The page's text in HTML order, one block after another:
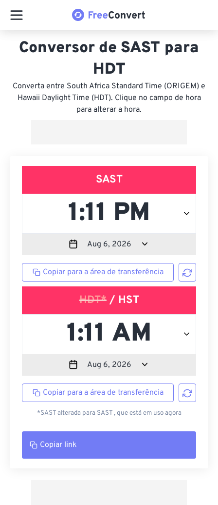
Conversor de SAST para
HDT
Converta entre South Africa Standard Time (ORIGEM) e
Hawaii Daylight Time (HDT). Clique no campo de hora
para alterar a hora.
SAST
Copiar para a área de transferência
HDT*/ HST
Copiar para a área de transferência
*SAST alterada para SAST , que está em uso agora
Copiar link